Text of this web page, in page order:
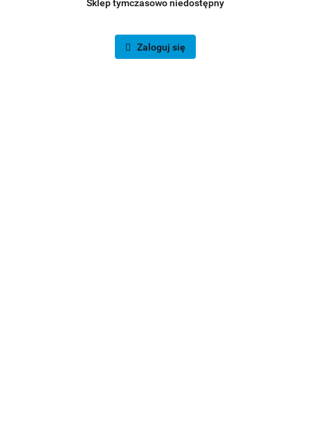
Sklep tymczasowo niedostępny
Zaloguj się